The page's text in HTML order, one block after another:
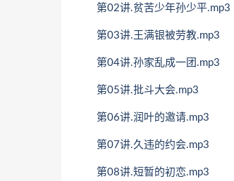
第02讲.贫苦少年孙少平.mp3
第03讲.王满银被劳教.mp3
第04讲.孙家乱成一团.mp3
第05讲.批斗大会.mp3
第06讲.润叶的邀请.mp3
第07讲.久违的约会.mp3
第08讲.短暂的初恋.mp3